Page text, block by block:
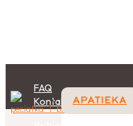
FAQ
Kontakt
APATIEKA